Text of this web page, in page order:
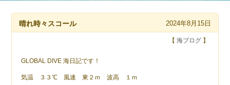
晴れ時々スコール 2024年8月15日
【 海ブログ】
GLOBAL DIVE 海日記です！
気温 ３３℃ 風速 東２ｍ 波高 １ｍ